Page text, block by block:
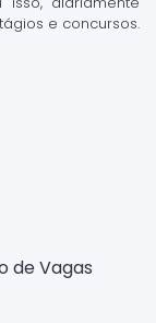
e concursos.
de Vagas